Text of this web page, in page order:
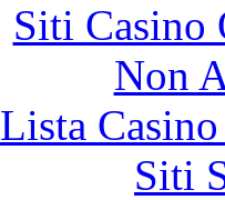
Siti Casino
Non
Lista
Siti